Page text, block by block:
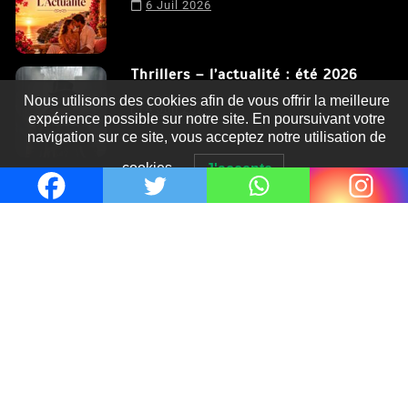
6 Juil 2026
Thrillers – l’actualité : été 2026
4 Juil 2026
Nous utilisons des cookies afin de vous offrir la meilleure
expérience possible sur notre site. En poursuivant votre
navigation sur ce site, vous acceptez notre utilisation de
cookies. J'accepte